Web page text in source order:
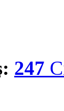
: 247